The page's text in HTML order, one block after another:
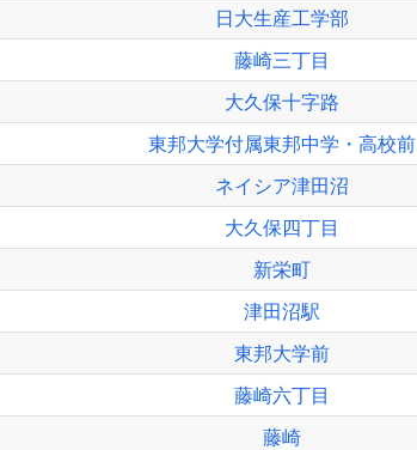
日大生産工学部
藤崎三丁目
大久保十字路
東邦大学付属東邦中学・高校前
ネイシア津田沼
大久保四丁目
新栄町
津田沼駅
東邦大学前
藤崎六丁目
藤崎